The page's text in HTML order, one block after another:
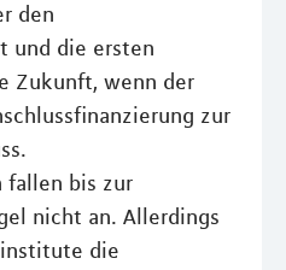
den
und die ersten
Zukunft, wenn der
zur
fallen bis zur
nicht an. Allerdings
die